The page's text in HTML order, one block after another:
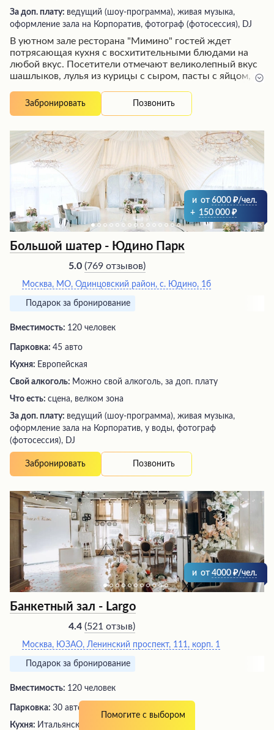
За доп. плату: ведущий (шоу-программа), живая музыка,
оформление зала на Корпоратив, фотограф (фотосессия), DJ
В уютном зале ресторана "Мимино" гостей ждет
потрясающая кухня с восхитительными блюдами на
любой вкус. Посетители отмечают великолепный вкус
шашлыков, лулья из курицы с сыром, пасты с яйцом,
Блюда готовятся из свежих продуктов опытными
поварами, не пересушены и не пересолены. Быстрая
горячими и аппетитными кушаньями, не выходя из
дома. Радушный персонал, оперативное обслуживание
и приятная атмосфера создают атмосферу
гостеприимства и комфорта для каждого гостя.
Забронировать Позвонить
и от 6000
/чел.
+ 150 000
Большой шатер - Юдино Парк
5.0 (769 отзывов)
Москва, МО, Одинцовский район, с. Юдино, 1б
Подарок за бронирование
Вместимость: 120 человек
Парковка: 45 авто
Кухня: Европейская
Свой алкоголь: Можно свой алкоголь, за доп. плату
Что есть: сцена, велком зона
За доп. плату: ведущий (шоу-программа), живая музыка,
оформление зала на Корпоратив, у воды, фотограф
(фотосессия), DJ
Забронировать Позвонить
и от 4000 /чел.
Банкетный зал - Largo
4.4 (521 отзыв)
Москва, ЮЗАО, Ленинский проспект, 111, корп. 1
Подарок за бронирование
Вместимость: 120 человек
Парковка: 30 авто
Кухня: Итальянская, европейская, грузинская
Помогите с выбором